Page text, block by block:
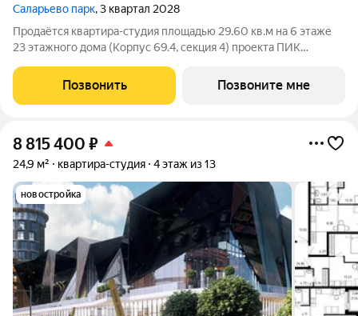
Саларьево парк, 3 квартал 2028
Продаётся квартира-студия площадью 29.60 кв.м на 6 этаже
23 этажного дома (Корпус 69.4, секция 4) проекта ПИК
земли, функциональная планировка, большие окна, с отделкой.
Жилой район «Саларьево
Позвонить Позвоните мне
8 815 400 ₽
24,9 м² квартира-студия 4 этаж из 13
новостройка